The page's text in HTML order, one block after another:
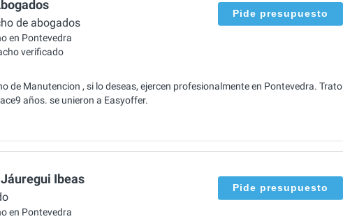
de abogados
en Pontevedra
verificado
Pide presupuesto
de Manutencion , si lo deseas, ejercen profesionalmente en Pontevedra. Trato
años. se unieron a Easyoffer.
Ibeas
en Pontevedra
Pide presupuesto